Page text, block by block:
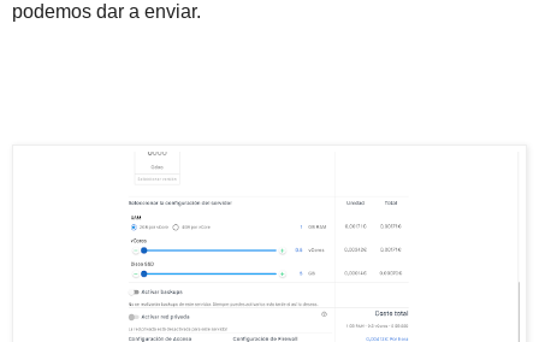
podemos dar a enviar.